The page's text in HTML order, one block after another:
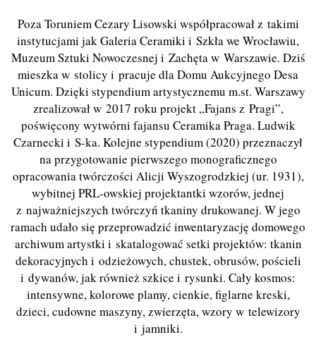
Poza Toruniem Cezary Lisowski współpracował z takimi
instytucjami jak Galeria Ceramiki i Szkła we Wrocławiu,
Muzeum Sztuki Nowoczesnej i Zachęta w Warszawie. Dziś
mieszka w stolicy i pracuje dla Domu Aukcyjnego Desa
Unicum. Dzięki stypendium artystycznemu m.st. Warszawy
zrealizował w 2017 roku projekt „Fajans z Pragi”,
poświęcony wytwórni fajansu Ceramika Praga. Ludwik
Czarnecki i S-ka. Kolejne stypendium (2020) przeznaczył
na przygotowanie pierwszego monograficznego
opracowania twórczości Alicji Wyszogrodzkiej (ur. 1931),
wybitnej PRL-owskiej projektantki wzorów, jednej
z najważniejszych twórczyń tkaniny drukowanej. W jego
ramach udało się przeprowadzić inwentaryzację domowego
archiwum artystki i skatalogować setki projektów: tkanin
dekoracyjnych i odzieżowych, chustek, obrusów, pościeli
i dywanów, jak również szkice i rysunki. Cały kosmos:
intensywne, kolorowe plamy, cienkie, figlarne kreski,
dzieci, cudowne maszyny, zwierzęta, wzory w telewizory
i jamniki.